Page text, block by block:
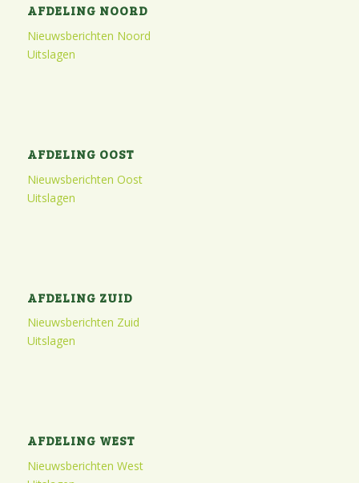
AFDELING NOORD
Nieuwsberichten Noord
Uitslagen
AFDELING OOST
Nieuwsberichten Oost
Uitslagen
AFDELING ZUID
Nieuwsberichten Zuid
Uitslagen
AFDELING WEST
Nieuwsberichten West